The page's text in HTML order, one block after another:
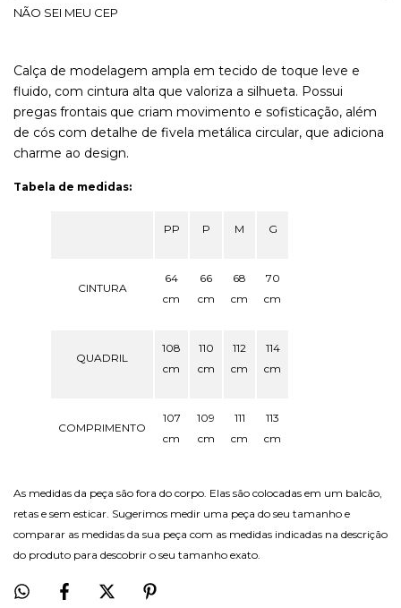
NÃO SEI MEU CEP
Calça de modelagem ampla em tecido de toque leve e
fluido, com cintura alta que valoriza a silhueta. Possui
pregas frontais que criam movimento e sofisticação, além
de cós com detalhe de fivela metálica circular, que adiciona
charme ao design.
Tabela de medidas:
PP P M G
CINTURA
64
cm
66
cm
68
cm
70
cm
QUADRIL
108
cm
110
cm
112
cm
114
cm
COMPRIMENTO
107
cm
109
cm
111
cm
113
cm
As medidas da peça são fora do corpo. Elas são colocadas em um balcão,
retas e sem esticar. Sugerimos medir uma peça do seu tamanho e
comparar as medidas da sua peça com as medidas indicadas na descrição
do produto para descobrir o seu tamanho exato.